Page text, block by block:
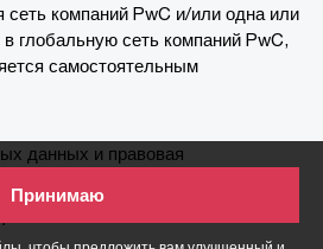
Принимаю
сеть компаний PwC и/или одна или
глобальную сеть компаний PwC,
самостоятельным
данных и правовая